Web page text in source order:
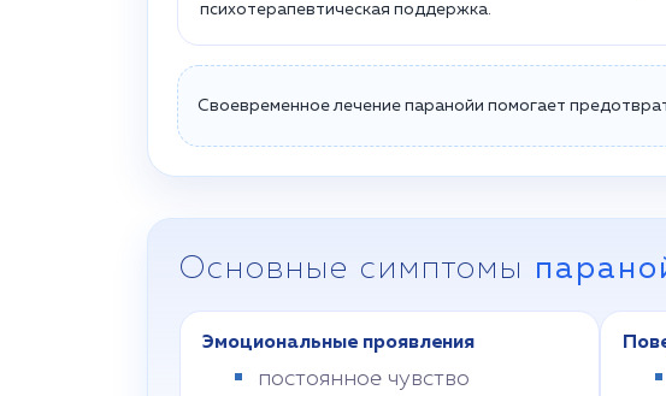
психотерапевтическая поддержка.
Своевременное лечение паранойи помогает
Основные симптомы
Эмоциональные проявления
постоянное чувство